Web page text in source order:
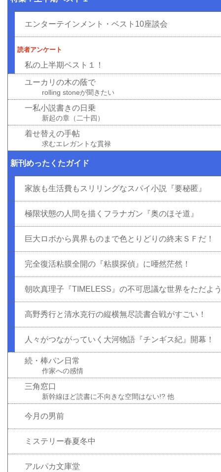
エンターテインメント・ベスト10座談会
読者アンケート
私の上半期ベスト１！
ユーカリの木の蔭で
rolling stoneが聞きたい
一私小説書きの日乗
新起の章（二十四）
着せ替えの手帖
求むエレガントな貫禄
新刊めったくたガイド
家族も生活費もスリリングなスパイ小説『要秘匿』
極限状態の人間を描くフラナガン『奥のほそ道』
巨大ロボから異界ものまで色とりどりの終末ＳＦだ！
完全復活粘膜全開の『粘膜探偵』に唖然茫然！
朝吹真理子『TIMELESS』の不可思議な世界をただよ
高野秀行と清水克行の縦横無尽読書合戦がすごい！
人々がつながっていく大河物語『チンギス紀』開幕！
続・棒パン日常
作家への感情
三角窓口
新幹線ほど読書に不向きな空間はない!? 他
今月の男前
ミステリー春夏冬中
アルパカ文庫堂